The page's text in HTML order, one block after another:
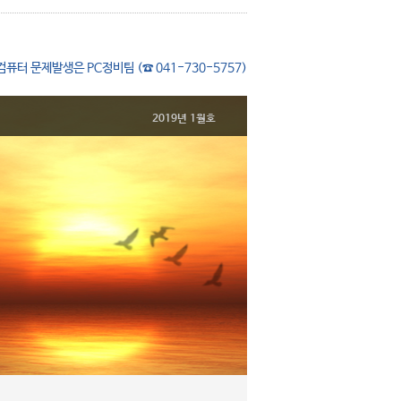
퓨터 문제발생은 PC정비팀 (☎ 041-730-5757)
2019년 1월호